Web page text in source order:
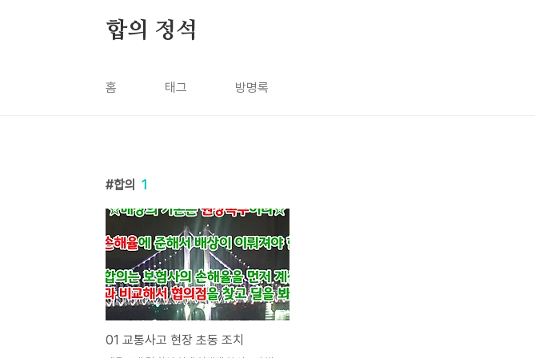
합의 정석
홈 태그 방명록
합의 1
01 교통사고 현장 초동 조치